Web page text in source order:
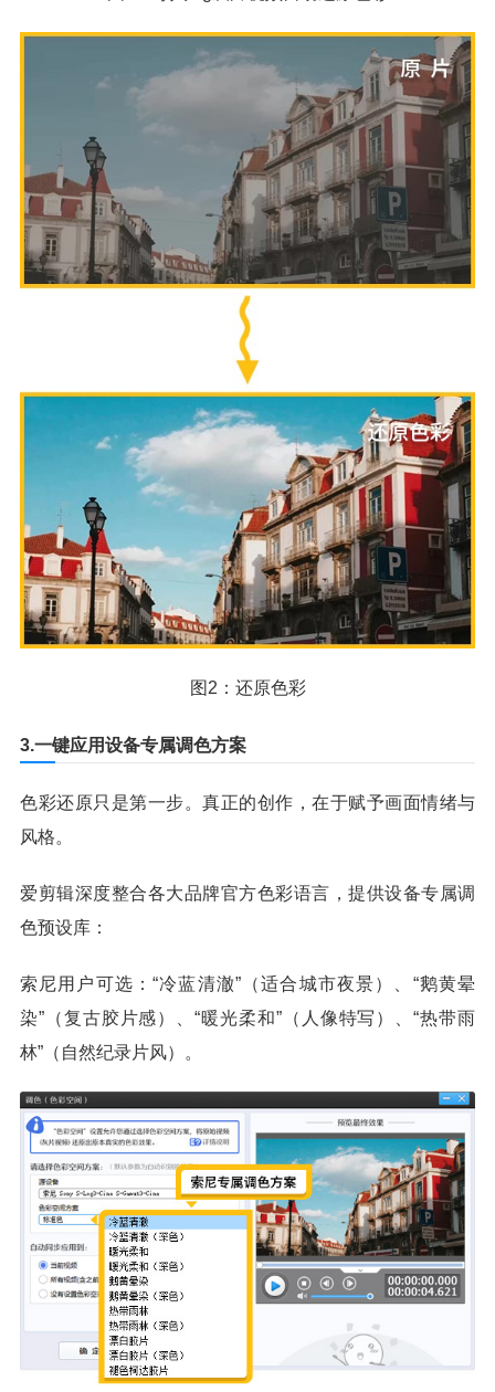
图2：还原色彩
3.一键应用设备专属调色方案
色彩还原只是第一步。真正的创作，在于赋予画面情绪与
风格。
爱剪辑深度整合各大品牌官方色彩语言，提供设备专属调
色预设库：
索尼用户可选：“冷蓝清澈”（适合城市夜景）、“鹅黄晕
染”（复古胶片感）、“暖光柔和”（人像特写）、“热带雨
林”（自然纪录片风）。